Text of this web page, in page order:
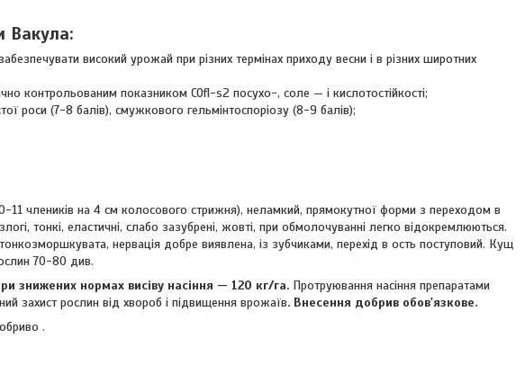
Вакула:
високий урожай при різних термінах приходу весни і в різних широтних
контрольованим показником COfl-s2 посухо-, соле — і кислотостійкості;
роси (7-8 балів), смужкового гельмінтоспоріозу (8-9 балів);
члеників на 4 см колосового стрижня), неламкий, прямокутної форми з переходом в
тонкі, еластичні, слабо зазубрені, жовті, при обмолочуванні легко відокремлюються.
нервація добре виявлена, із зубчиками, перехід в ость поступовий. Кущ
70-80 див.
знижених нормах висіву насіння — 120 кг/га. Протруювання насіння препаратами
захист рослин від хвороб і підвищення врожаїв. Внесення добрив обов'язкове.
.